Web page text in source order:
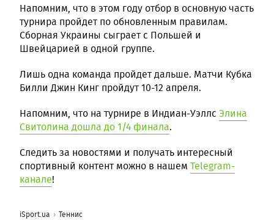
Напомним, что в этом году отбор в основную часть
турнира пройдет по обновленным правилам.
Сборная Украины сыграет с Польшей и
Швейцарией в одной группе.
Лишь одна команда пройдет дальше. Матчи Кубка
Билли Джин Кинг пройдут 10-12 апреля.
Напомним, что на турнире в Индиан-Уэллс Элина
Свитолина дошла до 1/4 финала.
Следить за новостями и получать интересный
спортивный контент можно в нашем Telegram-
канале!
iSport.ua Теннис